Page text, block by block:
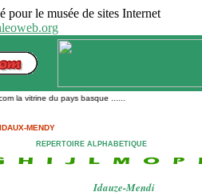
pour le musée de sites Internet
la vitrine du pays basque ......
MENDY
REPERTOIRE ALPHABETIQUE
Idauze-Mendi